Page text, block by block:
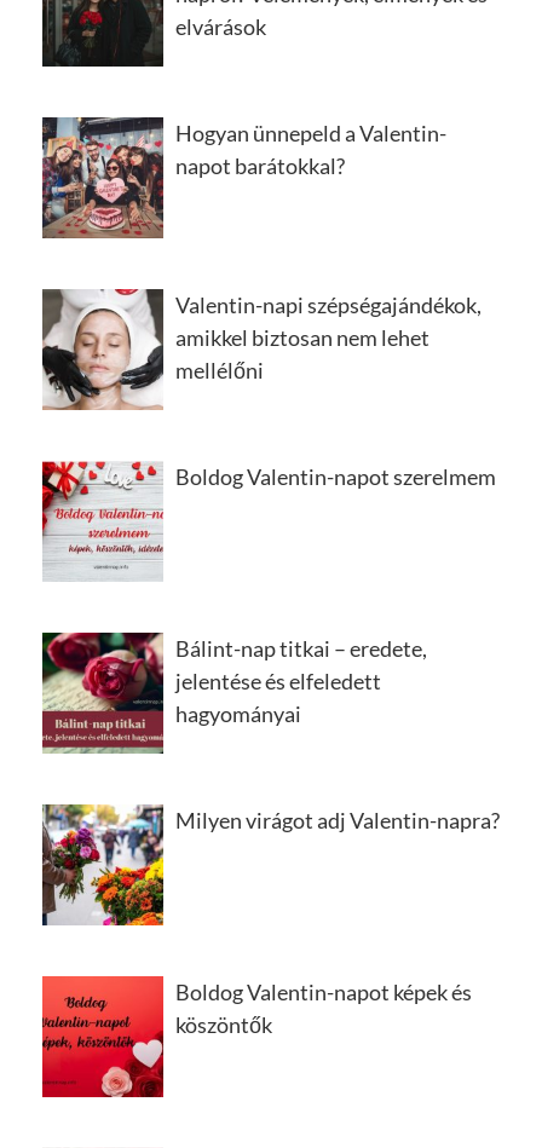
elvárások
Hogyan ünnepeld a Valentin-
napot barátokkal?
Valentin-napi szépségajándékok,
amikkel biztosan nem lehet
mellélőni
Boldog Valentin-napot szerelmem
Bálint-nap titkai – eredete,
jelentése és elfeledett
hagyományai
Milyen virágot adj Valentin-napra?
Boldog Valentin-napot képek és
köszöntők